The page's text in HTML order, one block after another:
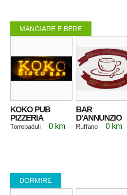
MANGIARE E BERE
KOKO PUB
PIZZERIA
Torrepaduli 0 km
BAR
D'ANNUNZIO
Ruffano 0 km
DORMIRE